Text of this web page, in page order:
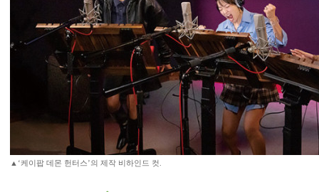
▲‘케이팝 데몬 헌터스’의 제작 비하인드 컷.